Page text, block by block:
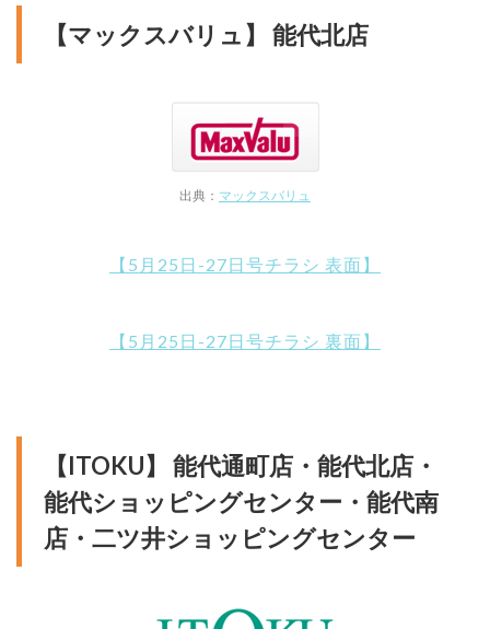
【マックスバリュ】 能代北店
出典： マックスバリュ
【5月25日-27日号チラシ 表面】
【5月25日-27日号チラシ 裏面】
【ITOKU】 能代通町店・能代北店・
能代ショッピングセンター・能代南
店・二ツ井ショッピングセンター